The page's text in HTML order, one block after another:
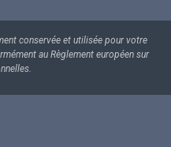
conservée et utilisée pour votre
au Règlement européen sur